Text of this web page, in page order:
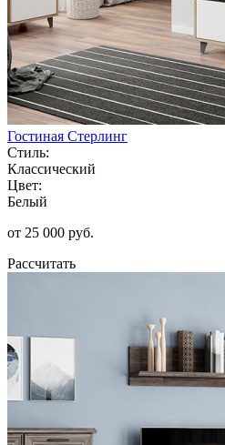
Гостиная Стерлинг
Стиль:
Классический
Цвет:
Белый
от 25 000 руб.
Рассчитать